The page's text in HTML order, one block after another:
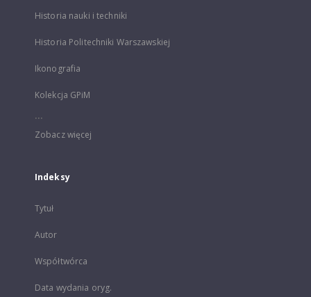
Historia nauki i techniki
Historia Politechniki Warszawskiej
Ikonografia
Kolekcja GPiM
...
Zobacz więcej
Indeksy
Tytuł
Autor
Współtwórca
Data wydania oryg.